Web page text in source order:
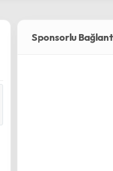
Sponsorlu